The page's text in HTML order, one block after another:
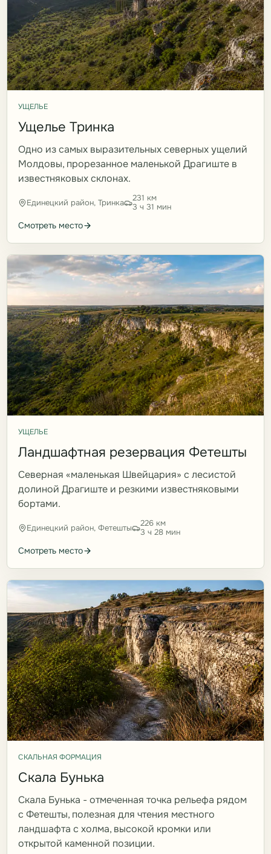
УЩЕЛЬЕ
Ущелье Тринка
Одно из самых выразительных северных ущелий
Молдовы, прорезанное маленькой Драгиште в
известняковых склонах.
Единецкий район, Тринка
231 км
3 ч 31 мин
Смотреть место
УЩЕЛЬЕ
Ландшафтная резервация Фетешты
Северная «маленькая Швейцария» с лесистой
долиной Драгиште и резкими известняковыми
бортами.
Единецкий район, Фетешты
226 км
3 ч 28 мин
Смотреть место
СКАЛЬНАЯ ФОРМАЦИЯ
Скала Бунька
Скала Бунька - отмеченная точка рельефа рядом
с Фетешты, полезная для чтения местного
ландшафта с холма, высокой кромки или
открытой каменной позиции.